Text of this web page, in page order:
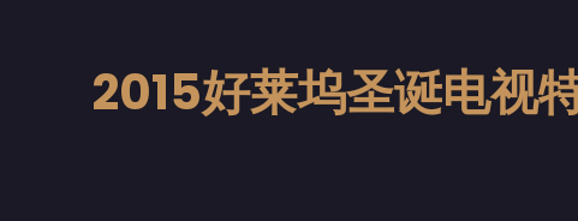
2015好莱坞圣诞电视